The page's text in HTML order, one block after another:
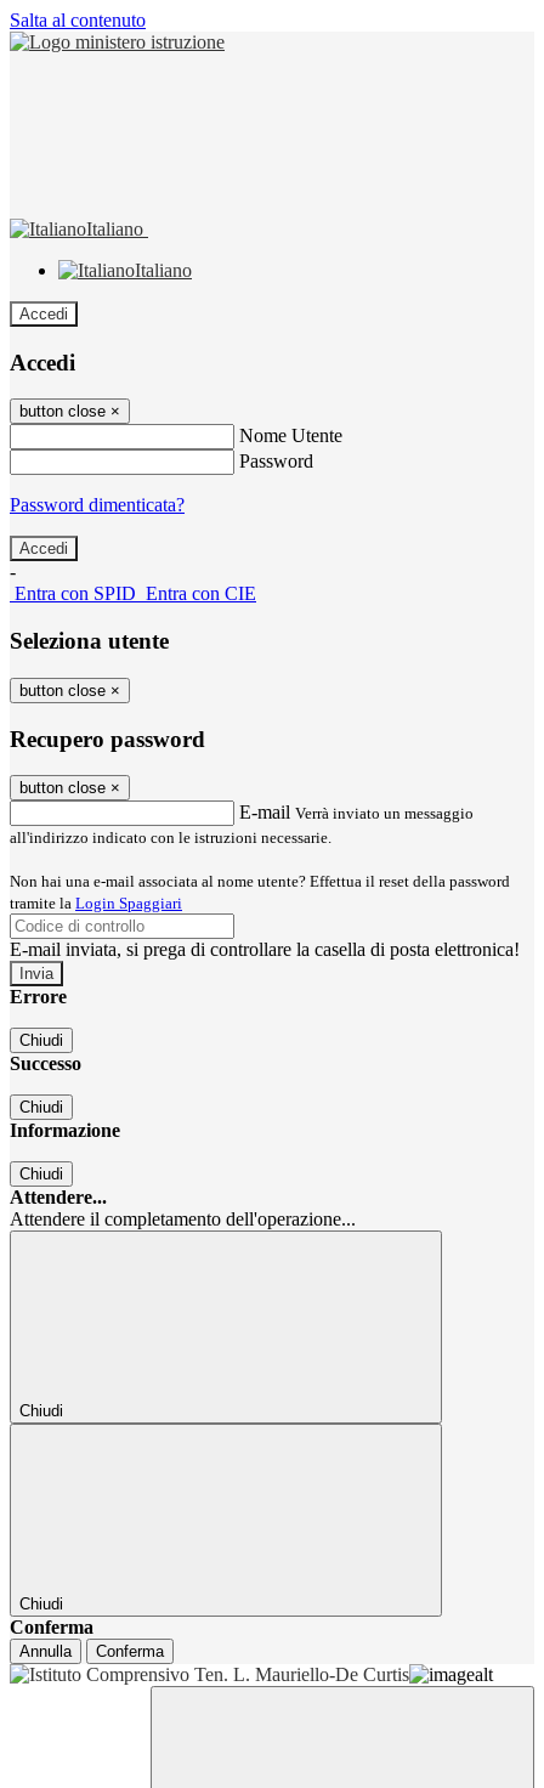
Salta al contenuto
Italiano
Italiano
Accedi
Accedi
button close ×
Nome Utente
Password
Password dimenticata?
-
Entra con SPID Entra con CIE
Seleziona utente
button close ×
Recupero password
button close ×
E-mail Verrà inviato un messaggio
all'indirizzo indicato con le istruzioni necessarie.
Non hai una e-mail associata al nome utente? Effettua il reset della password
tramite la Login Spaggiari
E-mail inviata, si prega di controllare la casella di posta elettronica!
Errore
Chiudi
Successo
Chiudi
Informazione
Chiudi
Attendere...
Attendere il completamento dell'operazione...
Chiudi
Chiudi
Conferma
Annulla Conferma